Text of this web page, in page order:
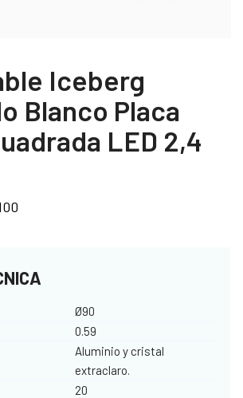
Iceberg
Blanco Placa
LED 2,4
Ø90
0.59
Aluminio y cristal
extraclaro.
20